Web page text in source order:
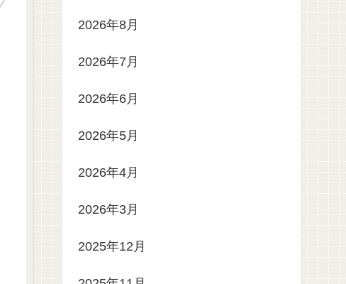
2026年8月
2026年7月
2026年6月
2026年5月
2026年4月
2026年3月
2025年12月